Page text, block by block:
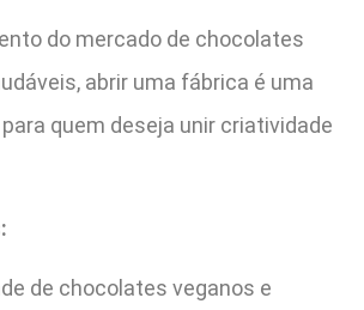
do mercado de chocolates
abrir uma fábrica é uma
quem deseja unir criatividade
de chocolates veganos e